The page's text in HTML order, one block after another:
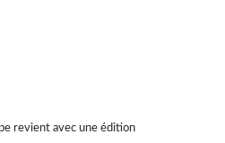
revient avec une édition